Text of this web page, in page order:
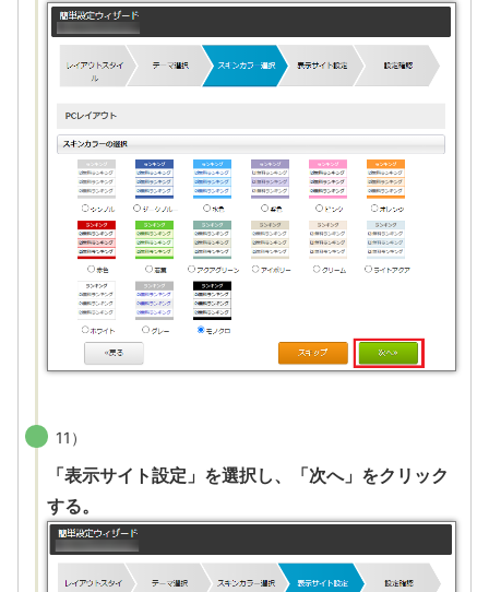
11）
「表示サイト設定」を選択し、「次へ」をクリック
する。